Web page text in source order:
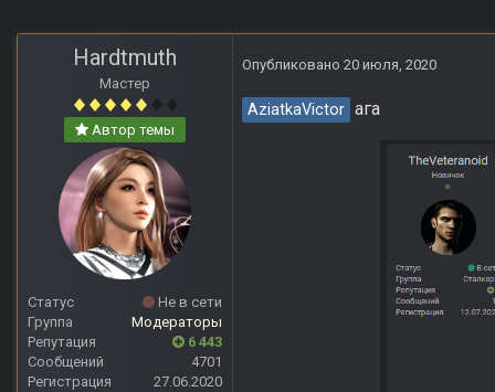
Hardtmuth
Мастер
Автор темы
Статус
Не в сети
Группа
Модераторы
Репутация
6 443
Сообщений
4701
Регистрация
27.06.2020
Опубликовано 20 июля, 2020
AziatkaVictor ага